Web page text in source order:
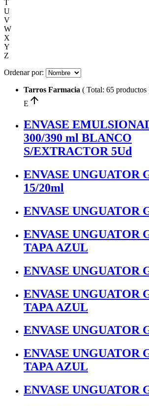
T
U
V
W
X
Y
Z
Ordenar por:
Tarros Farmacia ( Total: 65 productos
E arrow_upward
ENVASE
300/390 ml BLANCO
S/EXTRACTOR 5Ud
ENVASE UNGUATOR
15/20ml
ENVASE UNGUATOR
ENVASE UNGUATOR
TAPA AZUL
ENVASE UNGUATOR
ENVASE UNGUATOR
TAPA AZUL
ENVASE UNGUATOR
ENVASE UNGUATOR
TAPA AZUL
ENVASE UNGUATOR